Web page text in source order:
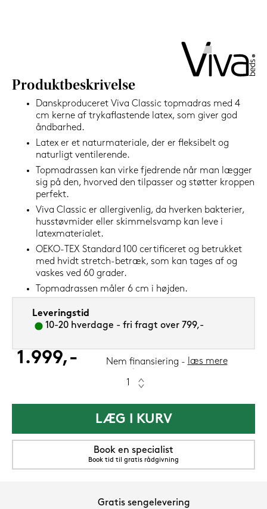
Produktbeskrivelse
Danskproduceret Viva Classic topmadras med 4
cm kerne af trykaflastende latex, som giver god
åndbarhed.
Latex er et naturmateriale, der er fleksibelt og
naturligt ventilerende.
Topmadrassen kan virke fjedrende når man lægger
sig på den, hvorved den tilpasser og støtter kroppen
perfekt.
Viva Classic er allergivenlig, da hverken bakterier,
husstøvmider eller skimmelsvamp kan leve i
latexmaterialet.
OEKO-TEX Standard 100 certificeret og betrukket
med hvidt stretch-betræk, som kan tages af og
vaskes ved 60 grader.
Topmadrassen måler 6 cm i højden.
Leveringstid
10-20 hverdage - fri fragt over 799,-
1.999,- Nem finansiering læs mere
LÆG I KURV
Book en specialist
Book tid til gratis rådgivning
Gratis sengelevering